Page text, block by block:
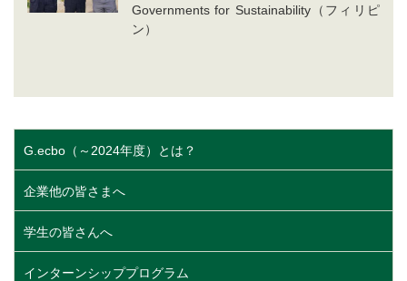
Governments for Sustainability（フィリピ
ン）
G.ecbo（～2024年度）とは？
企業他の皆さまへ
学生の皆さんへ
インターンシッププログラム